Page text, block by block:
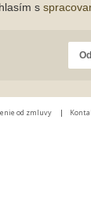
s
od zmluvy |